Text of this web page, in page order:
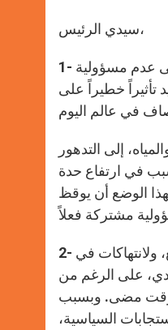
سيدي الرئيس،
1- حالياً، يسلط الرأي العام الضوء على أزمة الأسواق المالية، على الشكل الحالي للنظام الاقتصادي، وعلى عدم مسؤولية
تأثيراً خطيراً على
إلى التدهور
في ارتفاع حدة
الوضع أن يوقظ
2- أما الكوارث التي تحدثها الطبيعة والإنسان فإنها تعرض ملايين الأشخاص والعائلات لظروف فقر مدقع، ولانتهاكات في
على الرغم من
وقت مضى. وبسبب
السياسية،